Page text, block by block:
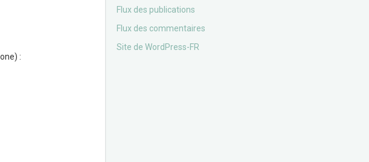
:
Flux des publications
Flux des commentaires
Site de WordPress-FR